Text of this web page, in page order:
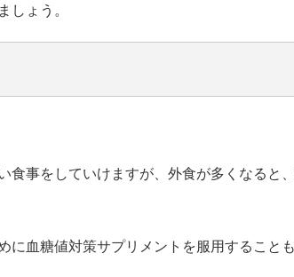
しょう。
事をしていけますが、外食が多くなる
血糖値対策サプリメントを服用することも